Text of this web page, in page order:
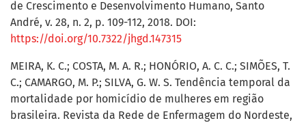
de Crescimento e Desenvolvimento Humano, Santo
André, v. 28, n. 2, p. 109-112, 2018. DOI:
https://doi.org/10.7322/jhgd.147315
MEIRA, K. C.; COSTA, M. A. R.; HONÓRIO, A. C. C.; SIMÕES, T.
C.; CAMARGO, M. P.; SILVA, G. W. S. Tendência temporal da
mortalidade por homicídio de mulheres em região
brasileira. Revista da Rede de Enfermagem do Nordeste,